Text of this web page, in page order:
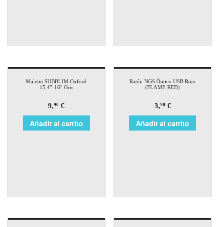
Maletin SUBBLIM Oxford
15.4″-16″ Gris
9,90 €
Añadir al carrito
Ratón NGS Óptico USB Rojo
(FLAME RED)
3,90€
Añadir al carrito